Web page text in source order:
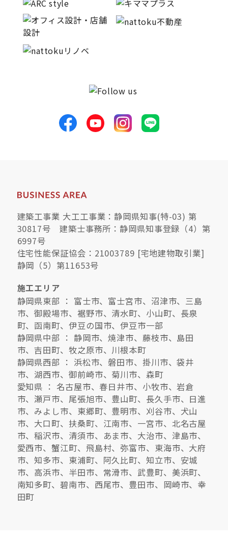
建築工事業 大工工事業：静岡県知事(特-03) 第
30817号 建築士事務所：静岡県知事登録（4）第
6997号
住宅性能保証協会：21003789 [宅地建物取引業]
静岡（5）第11653号
施工エリア
静岡県東部 ： 富士市、富士宮市、沼津市、三島
市、御殿場市、裾野市、清水町、小山町、長泉
町、函南町、伊豆の国市、伊豆市一部
静岡県中部 ： 静岡市、焼津市、藤枝市、島田
市、吉田町、牧之原市、川根本町
静岡県西部 ： 浜松市、磐田市、掛川市、袋井
市、湖西市、御前崎市、菊川市、森町
愛知県 ： 名古屋市、春日井市、小牧市、岩倉
市、瀬戸市、尾張旭市、豊山町、長久手市、日進
市、みよし市、東郷町、豊明市、刈谷市、犬山
市、大口町、扶桑町、江南市、一宮市、北名古屋
市、稲沢市、清須市、あま市、大治市、津島市、
愛西市、蟹江町、飛島村、弥富市、東海市、大府
市、知多市、東浦町、阿久比町、知立市、安城
市、高浜市、半田市、常滑市、武豊町、美浜町、
南知多町、碧南市、西尾市、豊田市、岡崎市、幸
田町